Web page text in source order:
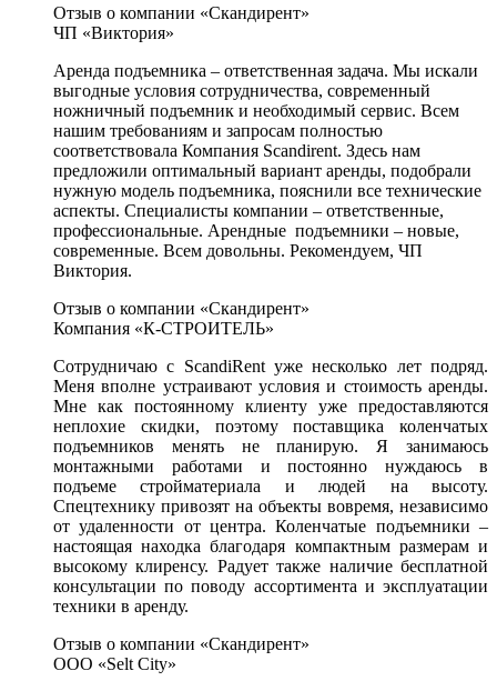
Отзыв о компании «Скандирент»
ЧП «Виктория»
Аренда подъемника – ответственная задача. Мы искали
выгодные условия сотрудничества, современный
ножничный подъемник и необходимый сервис. Всем
нашим требованиям и запросам полностью
соответствовала Компания Scandirent. Здесь нам
предложили оптимальный вариант аренды, подобрали
нужную модель подъемника, пояснили все технические
аспекты. Специалисты компании – ответственные,
профессиональные. Арендные подъемники – новые,
современные. Всем довольны. Рекомендуем, ЧП
Виктория.
Отзыв о компании «Скандирент»
Компания «К-СТРОИТЕЛЬ»
Сотрудничаю с ScandiRent уже несколько лет подряд.
Меня вполне устраивают условия и стоимость аренды.
Мне как постоянному клиенту уже предоставляются
неплохие скидки, поэтому поставщика коленчатых
подъемников менять не планирую. Я занимаюсь
монтажными работами и постоянно нуждаюсь в
подъеме стройматериала и людей на высоту.
Спецтехнику привозят на объекты вовремя, независимо
от удаленности от центра. Коленчатые подъемники –
настоящая находка благодаря компактным размерам и
высокому клиренсу. Радует также наличие бесплатной
консультации по поводу ассортимента и эксплуатации
техники в аренду.
Отзыв о компании «Скандирент»
ООО «Selt City»